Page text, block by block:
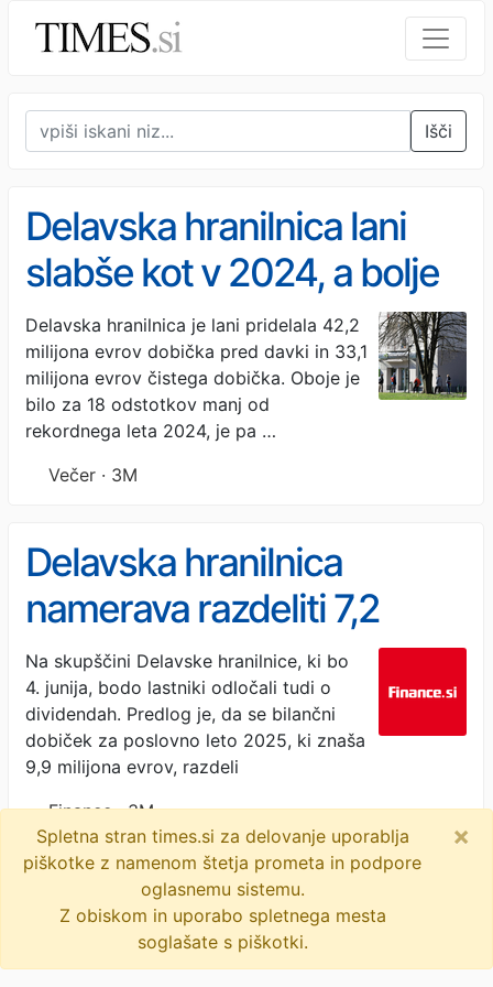
Išči
Delavska hranilnica lani
slabše kot v 2024, a bolje
od načrtov
Delavska hranilnica je lani pridelala 42,2
milijona evrov dobička pred davki in 33,1
milijona evrov čistega dobička. Oboje je
bilo za 18 odstotkov manj od
rekordnega leta 2024, je pa …
Večer · 3M
Delavska hranilnica
namerava razdeliti 7,2
milijona dividend
Na skupščini Delavske hranilnice, ki bo
4. junija, bodo lastniki odločali tudi o
dividendah. Predlog je, da se bilančni
dobiček za poslovno leto 2025, ki znaša
9,9 milijona evrov, razdeli
Finance · 3M
Spletna stran times.si za delovanje uporablja
piškotke z namenom štetja prometa in podpore
oglasnemu sistemu.
Z obiskom in uporabo spletnega mesta
soglašate s piškotki.
×
times.si